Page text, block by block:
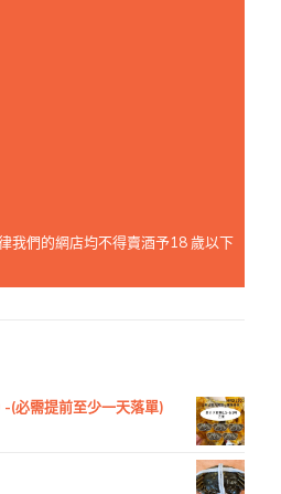
我們的網店均不得賣酒予18 歲以下
(必需提前至少一天落單)